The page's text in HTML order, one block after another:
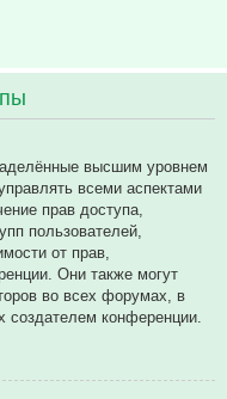
высшим уровнем
всеми аспектами
прав доступа,
пользователей,
от прав,
Они также могут
во всех форумах, в
создателем конференции.